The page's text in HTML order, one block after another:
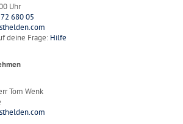
Uhr
680 05
deine Frage: Hilfe
Tom Wenk